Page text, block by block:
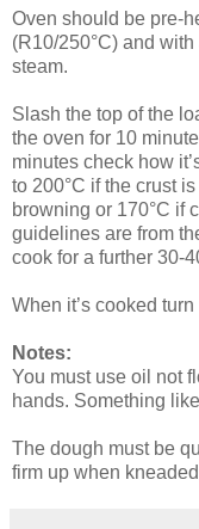
Oven should be pre-
(R10/250°C) and
steam.
Slash the top of the
the oven for 10
minutes check how
to 200°C if the crust
browning or 170°C if
guidelines are from
cook for a further 30-
When it’s cooked
Notes:
You must use oil not
hands. Something
The dough must be
firm up when